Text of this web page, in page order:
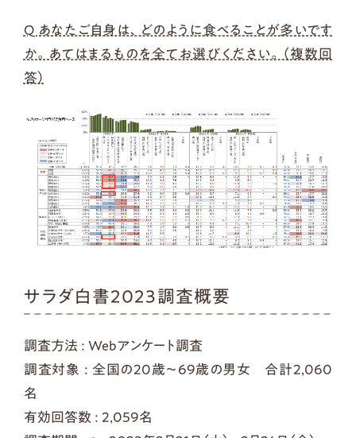
Q あなたご自身は、どのように食べることが多いです
か。あてはまるものを全てお選びください。（複数回
答）
サラダ白書2023調査概要
調査方法 : Webアンケート調査
調査対象 : 全国の20歳～69歳の男女 合計2,060
名
有効回答数 : 2,059名